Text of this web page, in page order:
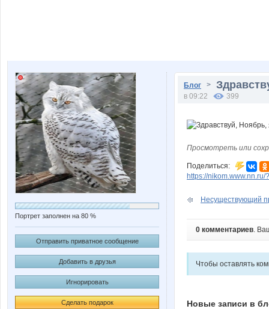
Портрет заполнен на 80 %
Отправить приватное сообщение
Добавить в друзья
Игнорировать
Сделать подарок
Блог >
в 09:22 399
Просмотреть или
Поделиться:
https://nikom.www.nn.ru/
Несуществующий
0 комментариев.
Чтобы оставлять
Новые записи в